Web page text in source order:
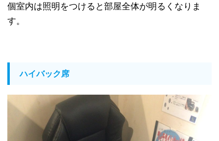
個室内は照明をつけると部屋全体が明るくなりま
す。
ハイバック席